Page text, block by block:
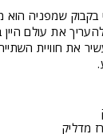
בקבוק שמפניה
את עולם היין
את חוויית